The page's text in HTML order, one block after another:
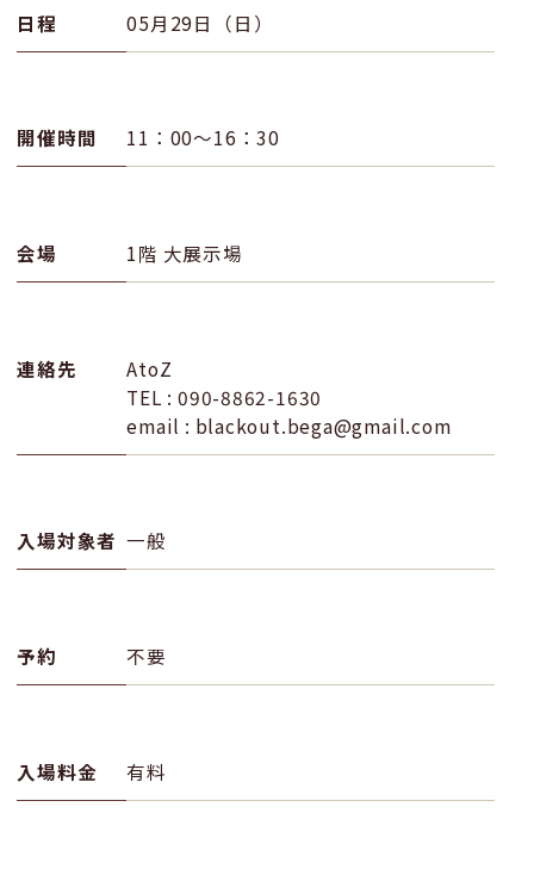
日程 05月29日（日）
開催時間 11：00～16：30
会場 1階 大展示場
連絡先
AtoZ
TEL : 090-8862-1630
email : blackout.bega@gmail.com
入場対象者 一般
予約 不要
入場料金 有料